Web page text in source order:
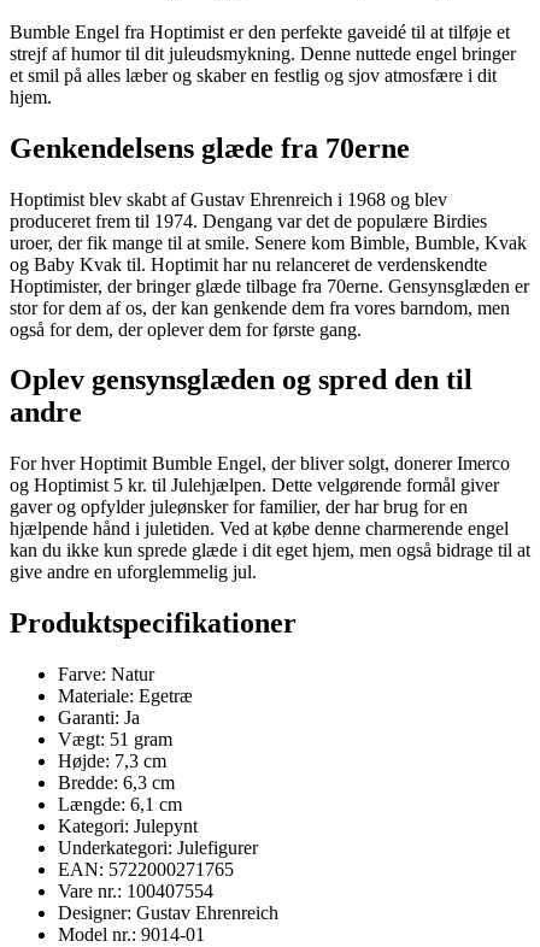
Bumble Engel fra Hoptimist er den perfekte gaveidé til at tilføje et
strejf af humor til dit juleudsmykning. Denne nuttede engel bringer
et smil på alles læber og skaber en festlig og sjov atmosfære i dit
hjem.
Genkendelsens glæde fra 70erne
Hoptimist blev skabt af Gustav Ehrenreich i 1968 og blev
produceret frem til 1974. Dengang var det de populære Birdies
uroer, der fik mange til at smile. Senere kom Bimble, Bumble, Kvak
og Baby Kvak til. Hoptimit har nu relanceret de verdenskendte
Hoptimister, der bringer glæde tilbage fra 70erne. Gensynsglæden er
stor for dem af os, der kan genkende dem fra vores barndom, men
også for dem, der oplever dem for første gang.
Oplev gensynsglæden og spred den til
andre
For hver Hoptimit Bumble Engel, der bliver solgt, donerer Imerco
og Hoptimist 5 kr. til Julehjælpen. Dette velgørende formål giver
gaver og opfylder juleønsker for familier, der har brug for en
hjælpende hånd i juletiden. Ved at købe denne charmerende engel
kan du ikke kun sprede glæde i dit eget hjem, men også bidrage til at
give andre en uforglemmelig jul.
Produktspecifikationer
Farve: Natur
Materiale: Egetræ
Garanti: Ja
Vægt: 51 gram
Højde: 7,3 cm
Bredde: 6,3 cm
Længde: 6,1 cm
Kategori: Julepynt
Underkategori: Julefigurer
EAN: 5722000271765
Vare nr.: 100407554
Designer: Gustav Ehrenreich
Model nr.: 9014-01